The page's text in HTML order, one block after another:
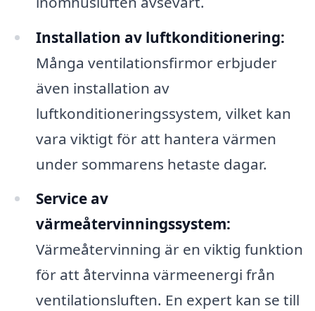
Installation av luftkonditionering:
Många ventilationsfirmor erbjuder
även installation av
luftkonditioneringssystem, vilket kan
vara viktigt för att hantera värmen
under sommarens hetaste dagar.
Service av
värmeåtervinningssystem:
Värmeåtervinning är en viktig funktion
för att återvinna värmeenergi från
ventilationsluften. En expert kan se till